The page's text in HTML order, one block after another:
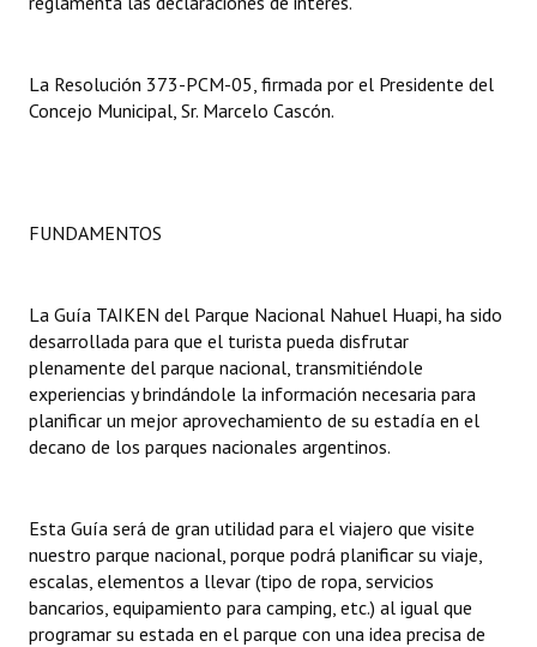
Dictámenes Asesoría Letrada
Informes de Unidad Coordinadora
Comunicaciones
Declaraciones
Resoluciones
INSTITUCIONAL
Antiguos Pobladores
Noticias Destacadas
La Resolución 373-PCM-05, firmada por el Presidente del
Concejo Municipal, Sr. Marcelo Cascón.
FUNDAMENTOS
La Guía TAIKEN del Parque Nacional Nahuel Huapi, ha sido
desarrollada para que el turista pueda disfrutar
plenamente del parque nacional, transmitiéndole
experiencias y brindándole la información necesaria para
planificar un mejor aprovechamiento de su estadía en el
decano de los parques nacionales argentinos.
Esta Guía será de gran utilidad para el viajero que visite
nuestro parque nacional, porque podrá planificar su viaje,
escalas, elementos a llevar (tipo de ropa, servicios
bancarios, equipamiento para camping, etc.) al igual que
programar su estada en el parque con una idea precisa de